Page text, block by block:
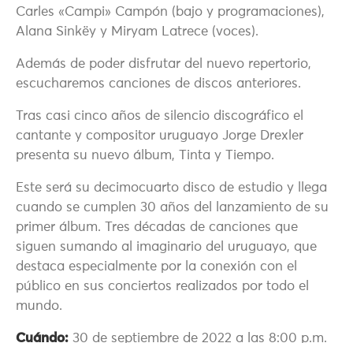
Carles «Campi» Campón (bajo y programaciones),
Alana Sinkëy y Miryam Latrece (voces).
Además de poder disfrutar del nuevo repertorio,
escucharemos canciones de discos anteriores.
Tras casi cinco años de silencio discográfico el
cantante y compositor uruguayo Jorge Drexler
presenta su nuevo álbum, Tinta y Tiempo.
Este será su decimocuarto disco de estudio y llega
cuando se cumplen 30 años del lanzamiento de su
primer álbum. Tres décadas de canciones que
siguen sumando al imaginario del uruguayo, que
destaca especialmente por la conexión con el
público en sus conciertos realizados por todo el
mundo.
Cuándo: 30 de septiembre de 2022 a las 8:00 p.m.